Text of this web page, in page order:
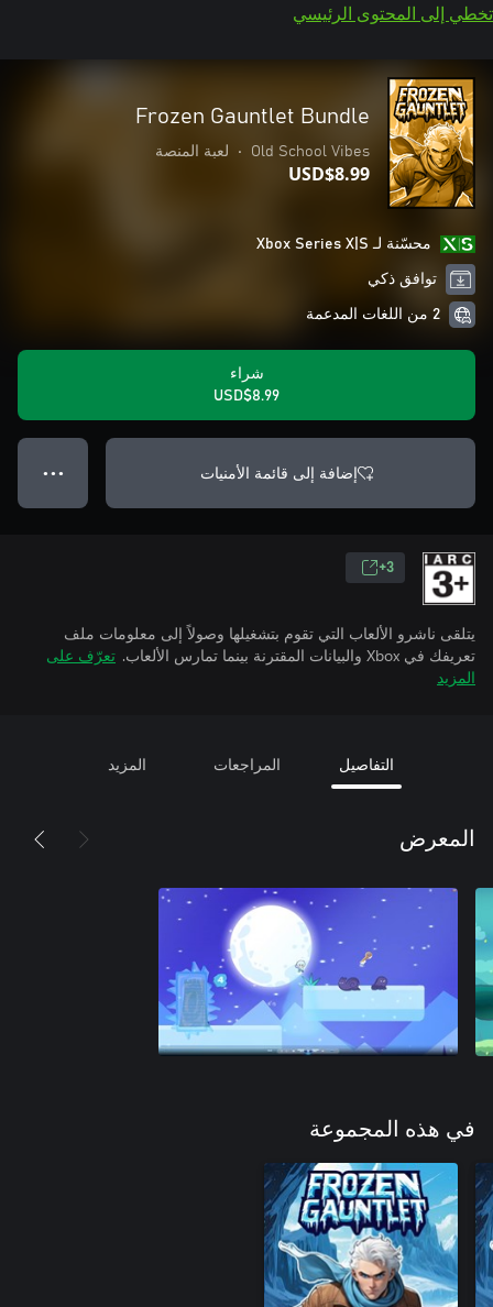
تخطي إلى المحتوى الرئيسي
Frozen Gauntlet Bundle
Old School Vibes
• لعبة المنصة
USD$8.99
محسّنة لـ Xbox Series X|S
توافق ذكي
2 من اللغات المدعمة
شراء
USD$8.99
إضافة إلى قائمة الأمنيات ● ● ●
3+
يتلقى ناشرو الألعاب التي تقوم بتشغيلها وصولاً إلى معلومات ملف
تعريفك في Xbox والبيانات المقترنة بينما تمارس الألعاب.
تعرّف على
المزيد
التفاصيل المراجعات المزيد
المعرض
في هذه المجموعة